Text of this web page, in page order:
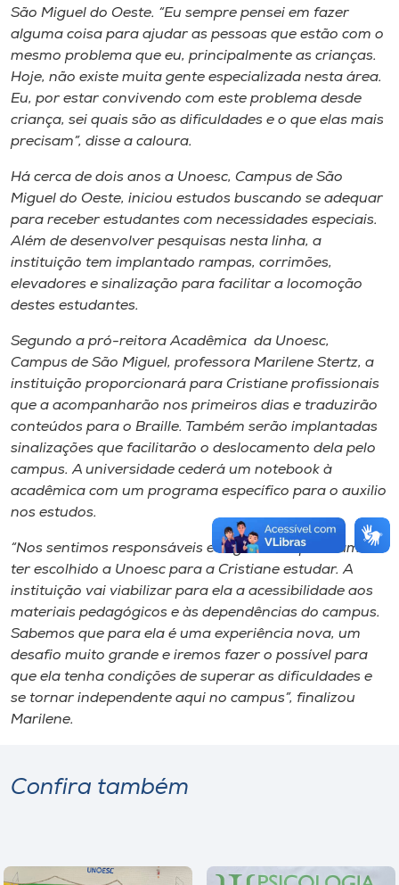
São Miguel do Oeste. “Eu sempre pensei em fazer
alguma coisa para ajudar as pessoas que estão com o
mesmo problema que eu, principalmente as crianças.
Hoje, não existe muita gente especializada nesta área.
Eu, por estar convivendo com este problema desde
criança, sei quais são as dificuldades e o que elas mais
precisam”, disse a caloura.
Há cerca de dois anos a Unoesc, Campus de São
Miguel do Oeste, iniciou estudos buscando se adequar
para receber estudantes com necessidades especiais.
Além de desenvolver pesquisas nesta linha, a
instituição tem implantado rampas, corrimões,
elevadores e sinalização para facilitar a locomoção
destes estudantes.
Segundo a pró-reitora Acadêmica da Unoesc,
Campus de São Miguel, professora Marilene Stertz, a
instituição proporcionará para Cristiane profissionais
que a acompanharão nos primeiros dias e traduzirão
conteúdos para o Braille. Também serão implantadas
sinalizações que facilitarão o deslocamento dela pelo
campus. A universidade cederá um notebook à
acadêmica com um programa específico para o auxilio
nos estudos.
“Nos sentimos responsáveis e orgulhosos pela família
ter escolhido a Unoesc para a Cristiane estudar. A
instituição vai viabilizar para ela a acessibilidade aos
materiais pedagógicos e às dependências do campus.
Sabemos que para ela é uma experiência nova, um
desafio muito grande e iremos fazer o possível para
que ela tenha condições de superar as dificuldades e
se tornar independente aqui no campus”, finalizou
Marilene.
Confira também